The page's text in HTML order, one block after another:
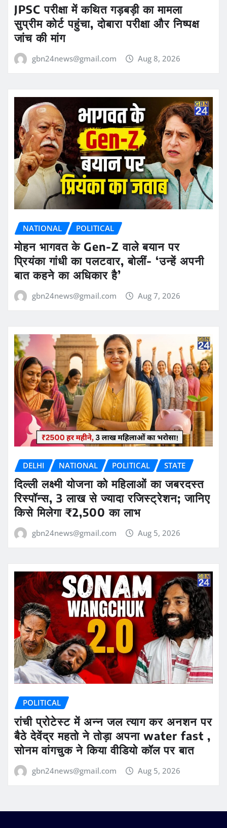
JPSC परीक्षा में कथित गड़बड़ी का मामला
सुप्रीम कोर्ट पहुंचा, दोबारा परीक्षा और निष्पक्ष
जांच की मांग
gbn24news@gmail.com Aug 8, 2026
NATIONAL POLITICAL
मोहन भागवत के Gen-Z वाले बयान पर
प्रियंका गांधी का पलटवार, बोलीं- ‘उन्हें अपनी
बात कहने का अधिकार है’
gbn24news@gmail.com Aug 7, 2026
DELHI NATIONAL POLITICAL STATE
दिल्ली लक्ष्मी योजना को महिलाओं का जबरदस्त
रिस्पॉन्स, 3 लाख से ज्यादा रजिस्ट्रेशन; जानिए
किसे मिलेगा ₹2,500 का लाभ
gbn24news@gmail.com Aug 5, 2026
POLITICAL
रांची प्रोटेस्ट में अन्न जल त्याग कर अनशन पर
बैठे देवेंद्र महतो ने तोड़ा अपना water fast ,
सोनम वांगचुक ने किया वीडियो कॉल पर बात
gbn24news@gmail.com Aug 5, 2026